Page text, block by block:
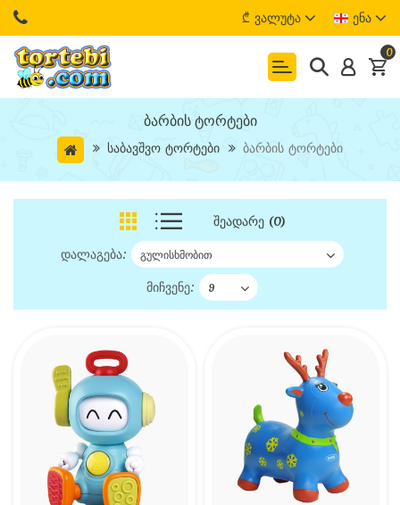
₾ Ვალუტა Ენა
0
Ბარბის Ტორტები
Საბავშვო Ტორტები Ბარბის Ტორტები
Შეადარე (0)
დალაგება:
მიჩვენე: